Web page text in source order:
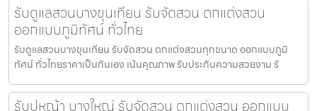
รับดูแลสวนบางขุนเทียน รับจัดสวน ตกแต่งสวน
ออกแบบภูมิทัศน์ ทั่วไทย
รับดูแลสวนบางขุนเทียน รับจัดสวน ตกแต่งสวนทุกขนาด ออกแบบภูมิ
ทัศน์ ทั่วไทยราคาเป็นกันเอง เน้นคุณภาพ รับประกันความสวยงาม รั
รับปูหญ้า บางใหญ่ รับจัดสวน ตกแต่งสวน ออกแบบ